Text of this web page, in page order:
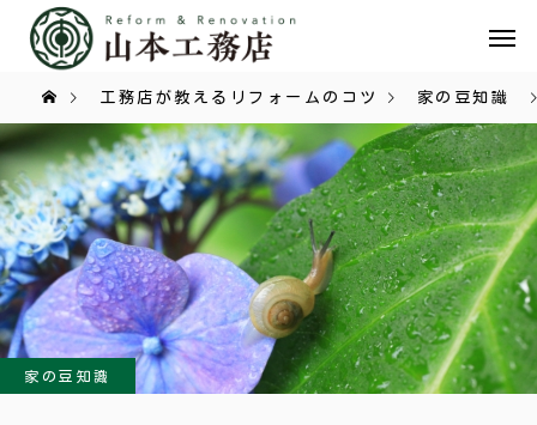
工務店が教えるリフォームのコツ 家の豆知識
家の豆知識